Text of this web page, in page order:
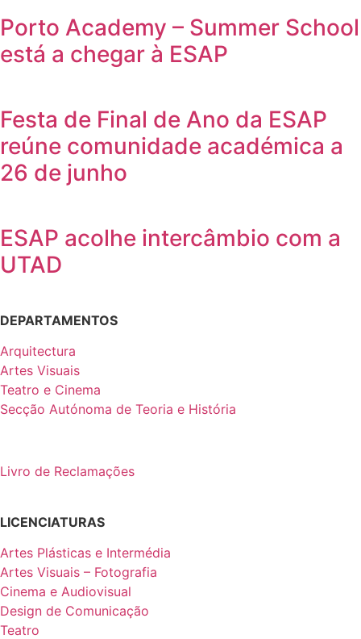
Porto Academy – Summer School
está a chegar à ESAP
Festa de Final de Ano da ESAP
reúne comunidade académica a
26 de junho
ESAP acolhe intercâmbio com a
UTAD
DEPARTAMENTOS
Arquitectura
Artes Visuais
Teatro e Cinema
Secção Autónoma de Teoria e História
Livro de Reclamações
LICENCIATURAS
Artes Plásticas e Intermédia
Artes Visuais – Fotografia
Cinema e Audiovisual
Design de Comunicação
Teatro